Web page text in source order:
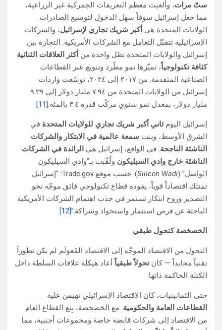
ستّ مرات، وأُلغيت معظم التعريفات الجمركية غير الزراعية،
مما جعل إسرائيل سوقاً سهل الدخول لتوسيع الصادرات.
الولايات المتحدة هي أكبر شريك تجاري لإسرائيل، والشركات
الإسرائيلية تتقبّل التعامل مع الشركات الأمريكية. التجارة بين
إسرائيل والولايات المتحدة تظل واحدة من أكثر العلاقات الثنائية
كثافة تكنولوجياً، تميّزها نمو مطّرد وتنويع عبر القطاعات
الصناعية المتقدمة. من ٢٠١٧ إلى ٢٠٢٤، توسّعت واردات
إسرائيل من الولايات المتحدة من ٧.٩٤ مليار دولار إلى ٩.٣٩
مليار دولار، بمعدل نمو سنوي مركّب قدره ٣.٤ بالمئة.
[11]
إسرائيل اليومثاني أكبر شريك تجاري للولايات المتحدة في
الشرق الأوسط، وبنت سمعة عالمية في الابتكار والشركات
الناشئة الناجحة. في الواقع، إسرائيل هي الرائدة في الشركات
الناشئة خارج وادي السيليكون ولُقّبت بـ”وادي السيليكون
الواصل” (Silicon Wadi
). حسب موقع Trade.gov: “إسرائيل
تمتلك اقتصاداً قوياً، يقوده قطاع تكنولوجي فائق موجّه نحو
التصدير وروح ابتكار تستمر في جذب اهتمام الشركات الأمريكية
الباحثة عن فرص استثمار واستحواذ وشراكة.”[12]
الخصخصة كتحول طبقي
التحول من الاقتصاد الموجّه إلى الاقتصاد المُعولَم لم يكن تطوراً
تقنياً محايداً — كانتحولاً طبقياً أعاد هيكلة علاقات السلطة داخل
الكتلة الحاكمة ذاتها.
حتى الثمانينيات، كان الاقتصاد الإسرائيلي تهيمن عليه
القطاعات العامة والحكومية. مع الخصخصة، بِيع القطاع العام
من الاقتصاد إلى شركات قابضة خاصة ومجموعات أجنبية، مما